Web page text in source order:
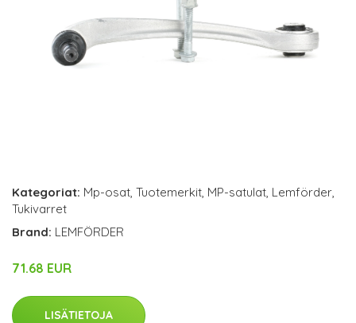
Kategoriat: Mp-osat Tuotemerkit MP-satulat Lemförder
Tukivarret
Brand: LEMFÖRDER
71.68 EUR
LISÄTIETOJA